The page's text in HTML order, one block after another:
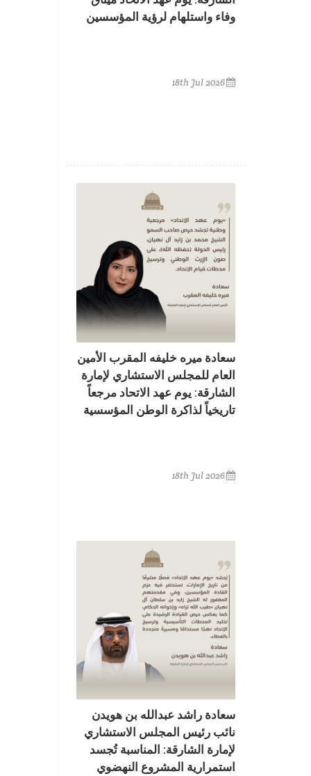
وفاء واستلهام لرؤية المؤسسين
18th Jul 2026
سعادة ميره خليفه المقرب الأمين
العام للمجلس الاستشاري لإمارة
الشارقة: يوم عهد الاتحاد مرجعاً
تاريخياً لذاكرة الوطن المؤسسية
18th Jul 2026
سعادة راشد عبدالله بن هويدن
نائب رئيس المجلس الاستشاري
لإمارة الشارقة: المناسبة تُجسد
استمرارية المشروع النهضوي